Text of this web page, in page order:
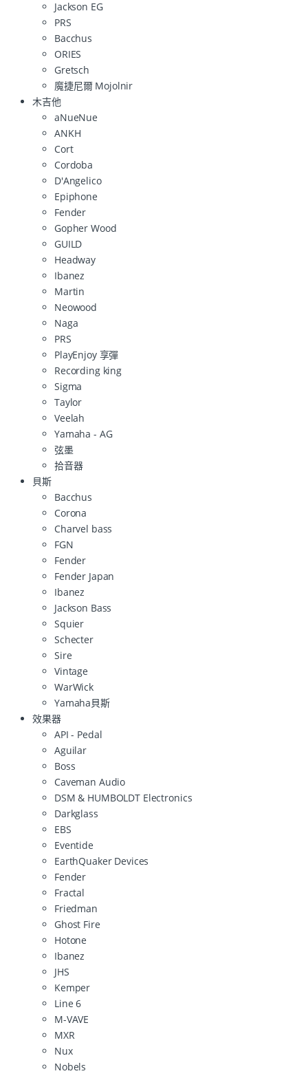
Jackson EG
PRS
Bacchus
ORIES
Gretsch
魔捷尼爾 Mojolnir
木吉他
aNueNue
ANKH
Cort
Cordoba
D'Angelico
Epiphone
Fender
Gopher Wood
GUILD
Headway
Ibanez
Martin
Neowood
Naga
PRS
PlayEnjoy 享彈
Recording king
Sigma
Taylor
Veelah
Yamaha - AG
弦墨
拾音器
貝斯
Bacchus
Corona
Charvel bass
FGN
Fender
Fender Japan
Ibanez
Jackson Bass
Squier
Schecter
Sire
Vintage
WarWick
Yamaha貝斯
效果器
API - Pedal
Aguilar
Boss
Caveman Audio
DSM & HUMBOLDT Electronics
Darkglass
EBS
Eventide
EarthQuaker Devices
Fender
Fractal
Friedman
Ghost Fire
Hotone
Ibanez
JHS
Kemper
Line 6
M-VAVE
MXR
Nux
Nobels